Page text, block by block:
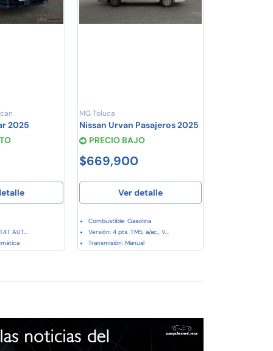
2025
AUT...
MG Toluca
Nissan Urvan Pasajeros 2025
PRECIO BAJO
$669,900
Ver detalle
Combustible: Gasolina
Versión: 4 pts. TM5, a/ac., V...
Transmisión: Manual